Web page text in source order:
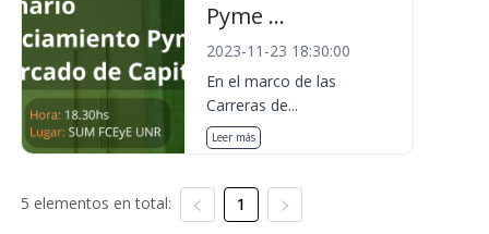
Pyme ...
2023-11-23 18:30:00
En el marco de las
Carreras de...
Leer más
5 elementos en total: 1